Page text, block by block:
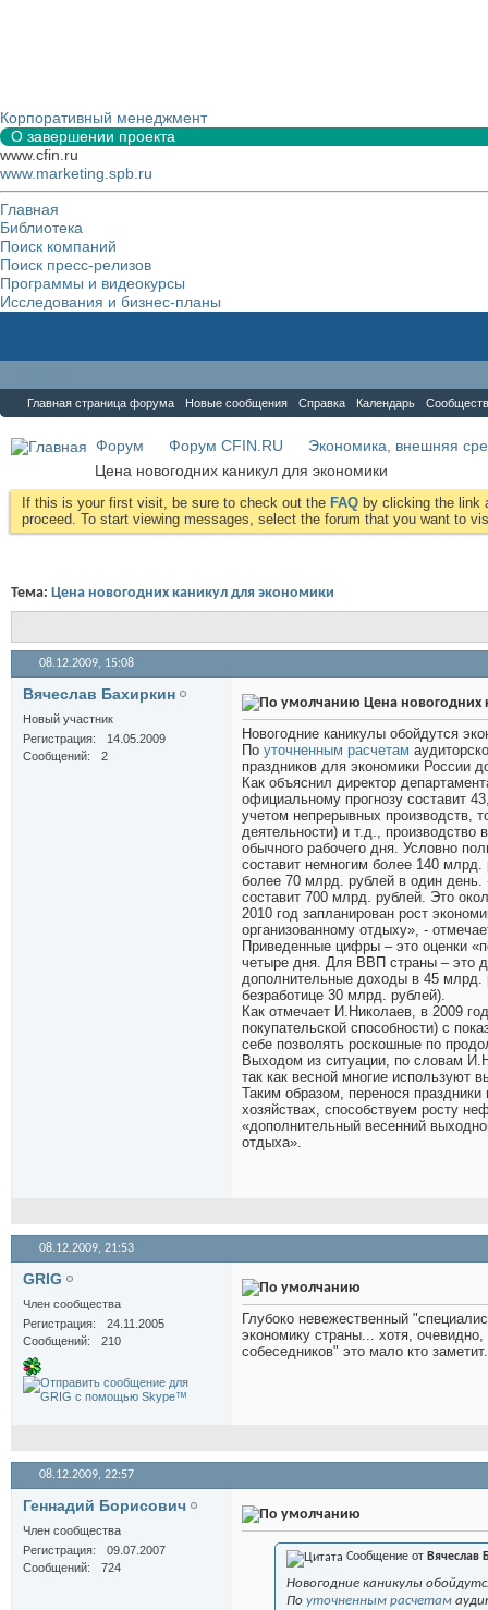
Корпоративный менеджмент
О завершении проекта
www.cfin.ru
www.marketing.spb.ru
Главная
Библиотека
Поиск компаний
Поиск пресс-релизов
Программы и видеокурсы
Исследования и бизнес-планы
Главная страница форума Новые сообщения Справка Календарь
Форум Форум CFIN.RU
Экономика, внешняя
Цена новогодних каникул для экономики
If this is your first visit, be sure to check out the FAQ by clicking the link
proceed. To start viewing messages, select the forum that you want to
Тема: Цена новогодних каникул для экономики
08.12.2009, 15:08
Вячеслав Бахиркин
Новый участник
Регистрация
14.05.2009
Сообщений
2
Цена новогодних
Новогодние каникулы обойдутся
По уточненным расчетам
праздников для экономики России
Как объяснил директор
официальному прогнозу составит
учетом непрерывных производств,
деятельности) и т.д.,
обычного рабочего дня. Условно
составит немногим более 140
более 70 млрд. рублей в один день.
составит 700 млрд. рублей. Это
2010 год запланирован рост
организованному отдыху», -
Приведенные цифры – это оценки
четыре дня. Для ВВП страны – это
дополнительные доходы в 45 млрд.
безработице 30 млрд. рублей).
Как отмечает И.Николаев, в 2009
покупательской способности) с
себе позволять роскошные по
Выходом из ситуации, по словам
так как весной многие используют
Таким образом, перенося
хозяйствах, способствуем росту
«дополнительный весенний
отдыха».
08.12.2009, 21:53
GRIG
Член сообщества
Регистрация
24.11.2005
Сообщений
210
Глубоко невежественный
экономику страны... хотя,
собеседников" это мало кто
08.12.2009, 22:57
Геннадий Борисович
Член сообщества
Регистрация
09.07.2007
Сообщений
724
Сообщение от Вячеслав
Новогодние каникулы
По уточненным расчетам